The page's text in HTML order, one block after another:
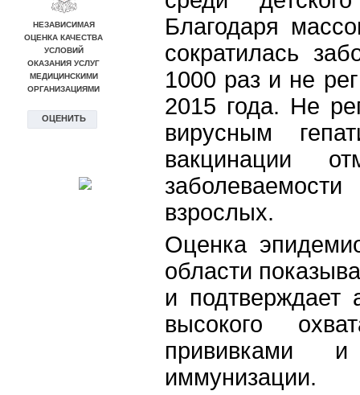
Благодаря
сократилась
1000 раз и не
2015 года. Не
вирусным
вакцинации
взрослых.
Оценка
области
и подтверждает
высокого
прививками
иммунизации.